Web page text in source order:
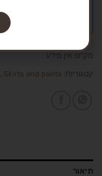
מק"ט: אין מידע
קטגוריות: , Skirts and pants
תיאור